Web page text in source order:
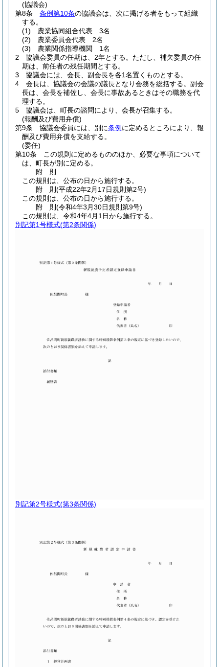
(協議会)
第8条
条例第10条の協議会は、次に掲げる者をもって組織
する。
(1)
農業協同組合代表 3名
(2)
農業委員会代表 2名
(3)
農業関係指導機関 1名
2
協議会委員の任期は、2年とする。 ただし、補欠委員の任
期は、前任者の残任期間とする。
3
協議会には、会長、副会長を各1名置くものとする。
4
会長は、協議会の会議の議長となり会務を総括する。 副会
長は、会長を補佐し、会長に事故あるときはその職務を代
理する。
5
協議会は、町長の諮問により、会長が召集する。
(報酬及び費用弁償)
第9条
協議会委員には、別に条例 に定めるところにより、報
酬及び費用弁償を支給する。
(委任)
第10条
この規則に定めるもののほか、必要な事項について
は、町長が別に定める。
附 則
この規則は、公布の日から施行する。
附 則(平成22年2月17日規則第2号)
この規則は、公布の日から施行する。
附 則(令和4年3月30日規則第9号)
この規則は、令和4年4月1日から施行する。
別記第1号様式(第2条関係)
別記第2号様式(第3条関係)